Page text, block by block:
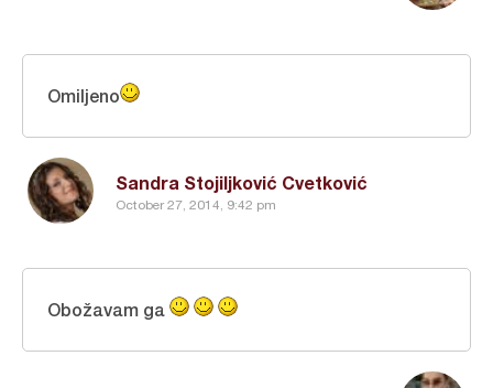
Sandra Stojiljković Cvetković
October 27, 2014, 9:42 pm
Omiljeno
Obožavam ga